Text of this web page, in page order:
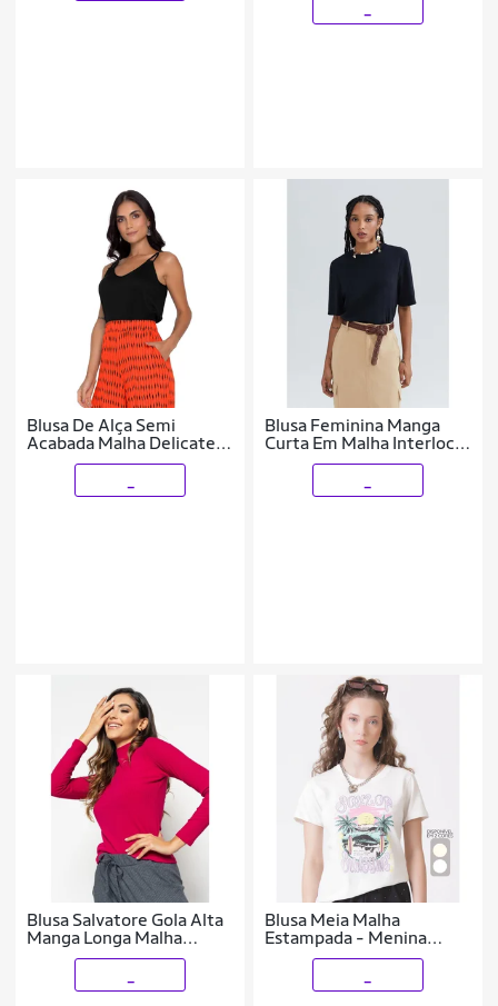
Blusa De Alça Semi
Acabada Malha Delicate
Rovitex Preto
Blusa Feminina Manga
Curta Em Malha Interlock
- Creme G
Blusa Salvatore Gola Alta
Manga Longa Malha
Canelada
Blusa Meia Malha
Estampada - Menina
Tamanho 12 a 18